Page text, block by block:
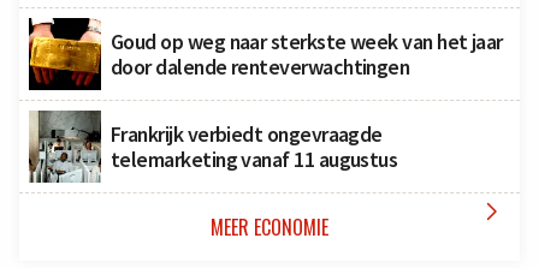
Goud op weg naar sterkste week van het jaar
door dalende renteverwachtingen
Frankrijk verbiedt ongevraagde
telemarketing vanaf 11 augustus
MEER ECONOMIE 